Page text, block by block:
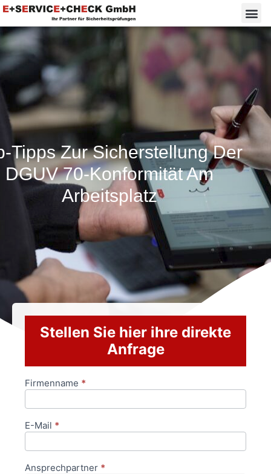
Tipps Zur Sicherstellung Der
DGUV 70-Konformität Am
Arbeitsplatz
Stellen Sie hier ihre direkte
Anfrage
Anfrageformular
Firmenname *
E-Mail *
Ansprechpartner *